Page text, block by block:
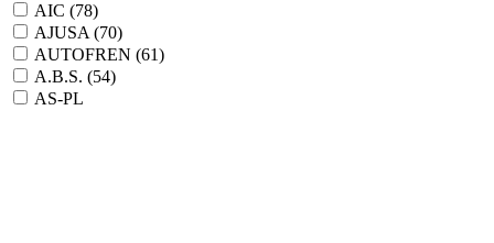
AIC (78)
AJUSA (70)
AUTOFREN (61)
A.B.S. (54)
AS-PL